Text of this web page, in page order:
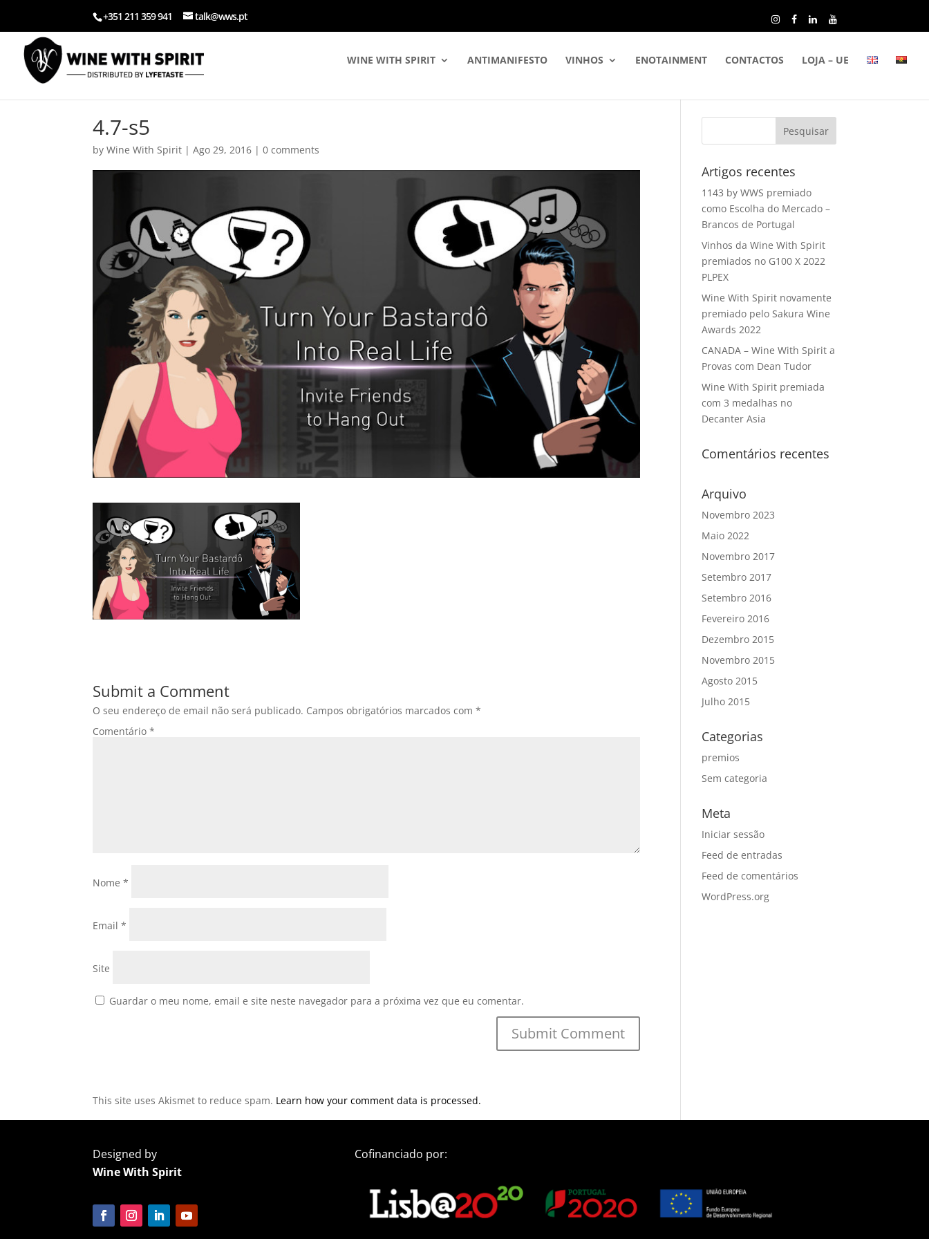
+351 211 359 941 talk@wws.pt
WINE WITH SPIRIT ANTIMANIFESTO VINHOS ENOTAINMENT CONTACTOS LOJA – UE
4.7-s5
byWine With Spirit |Ago 29, 2016 |0 comments
Submit a Comment
O seu endereço de email não será publicado. Campos obrigatórios marcados com*
Comentário*
Nome*
Email*
Site
Guardar o meu nome, email e site neste navegador para a próxima vez que eu comentar.
This site uses Akismet to reduce spam. Learn how your comment data is processed.
Artigos recentes
1143 by WWS premiado
como Escolha do Mercado –
Brancos de Portugal
Vinhos da Wine With Spirit
premiados no G100 X 2022
PLPEX
Wine With Spirit novamente
premiado pelo Sakura Wine
Awards 2022
CANADA – Wine With Spirit a
Provas com Dean Tudor
Wine With Spirit premiada
com 3 medalhas no
Decanter Asia
Comentários recentes
Arquivo
Novembro 2023
Maio 2022
Novembro 2017
Setembro 2017
Setembro 2016
Fevereiro 2016
Dezembro 2015
Novembro 2015
Agosto 2015
Julho 2015
Categorias
premios
Sem categoria
Meta
Iniciar sessão
Feed de entradas
Feed de comentários
WordPress.org
Designed by
Wine With Spirit
Cofinanciado por: